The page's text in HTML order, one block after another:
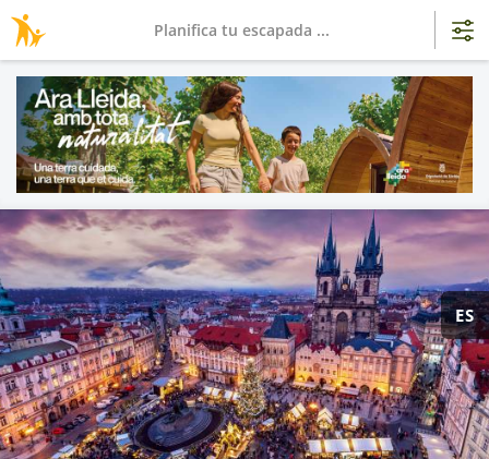
ES
Planifica tu escapada ...